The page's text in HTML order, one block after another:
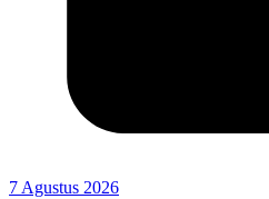
7 Agustus 2026